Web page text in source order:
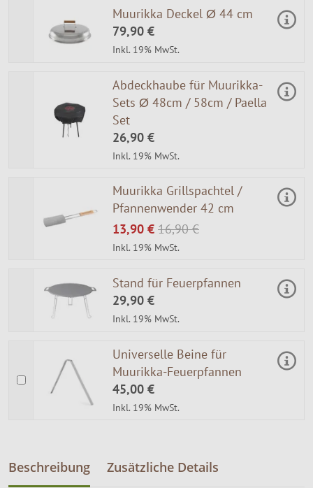
Muurikka Deckel Ø 44 cm
79,90 €
Inkl. 19% MwSt.
Abdeckhaube für Muurikka-
Sets Ø 48cm / 58cm / Paella
Set
26,90 €
Inkl. 19% MwSt.
Muurikka Grillspachtel /
Pfannenwender 42 cm
13,90 € 16,90 €
Inkl. 19% MwSt.
Stand für Feuerpfannen
29,90 €
Inkl. 19% MwSt.
Universelle Beine für
Muurikka-Feuerpfannen
45,00 €
Inkl. 19% MwSt.
Beschreibung Zusätzliche Details